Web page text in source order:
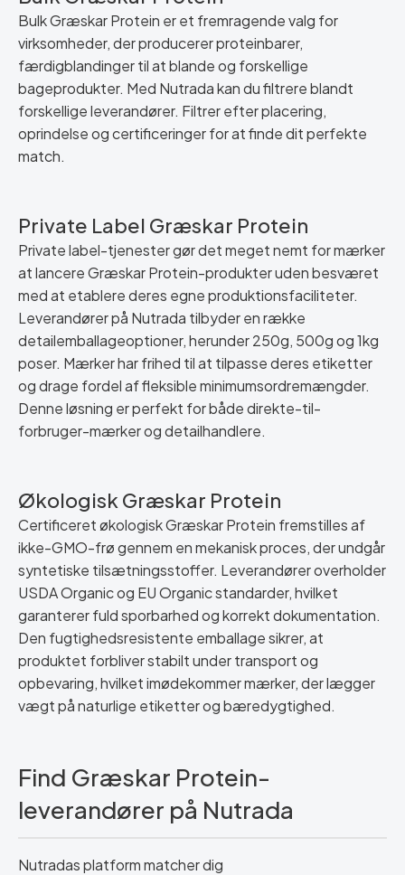
Bulk Græskar Protein er et fremragende valg for
virksomheder, der producerer proteinbarer,
færdigblandinger til at blande og forskellige
bageprodukter. Med Nutrada kan du filtrere blandt
forskellige leverandører. Filtrer efter placering,
oprindelse og certificeringer for at finde dit perfekte
match.
Private Label Græskar Protein
Private label-tjenester gør det meget nemt for mærker
at lancere Græskar Protein-produkter uden besværet
med at etablere deres egne produktionsfaciliteter.
Leverandører på Nutrada tilbyder en række
detailemballageoptioner, herunder 250g, 500g og 1kg
poser. Mærker har frihed til at tilpasse deres etiketter
og drage fordel af fleksible minimumsordremængder.
Denne løsning er perfekt for både direkte-til-
forbruger-mærker og detailhandlere.
Økologisk Græskar Protein
Certificeret økologisk Græskar Protein fremstilles af
ikke-GMO-frø gennem en mekanisk proces, der undgår
syntetiske tilsætningsstoffer. Leverandører overholder
USDA Organic og EU Organic standarder, hvilket
garanterer fuld sporbarhed og korrekt dokumentation.
Den fugtighedsresistente emballage sikrer, at
produktet forbliver stabilt under transport og
opbevaring, hvilket imødekommer mærker, der lægger
vægt på naturlige etiketter og bæredygtighed.
Find Græskar Protein-
leverandører på Nutrada
Nutradas platform matcher dig